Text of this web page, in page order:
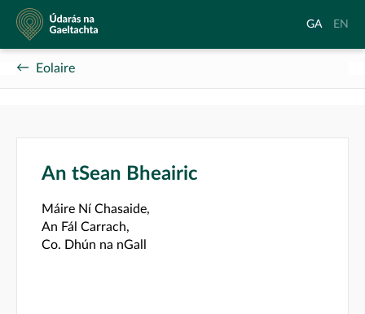
Údarás
na
Gaeltachta
Aistrigh
Gaeilge
GA
to
EN
Eolaire
An tSean Bheairic
Máire Ní Chasaide,
An Fál Carrach,
Co. Dhún na nGall